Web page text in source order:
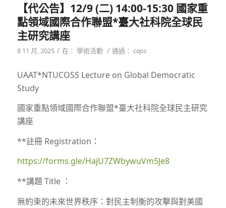
【代公告】12/9 (二) 14:00-15:30 國家重
點領域國際合作聯盟*臺大社科院全球民
主研究講座
8 11 月, 2025 / 在： 學術活動 / 通過： caps
UAAT*NTUCOSS Lecture on Global Democratic
Study
國家重點領域國際合作聯盟*臺大社科院全球民主研究
講座
**註冊 Registration：
https://forms.gle/HajU7ZWbywuVm5Je8
**講題 Title ：
無約束的未來世界秩序：對民主制衡的攻擊與對美國